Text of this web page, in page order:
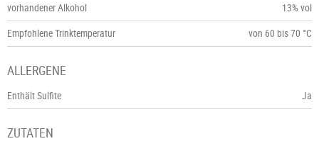
vorhandener Alkohol
13% vol
Empfohlene Trinktemperatur
von 60 bis 70 °C
ALLERGENE
Enthält Sulfite Ja
ZUTATEN